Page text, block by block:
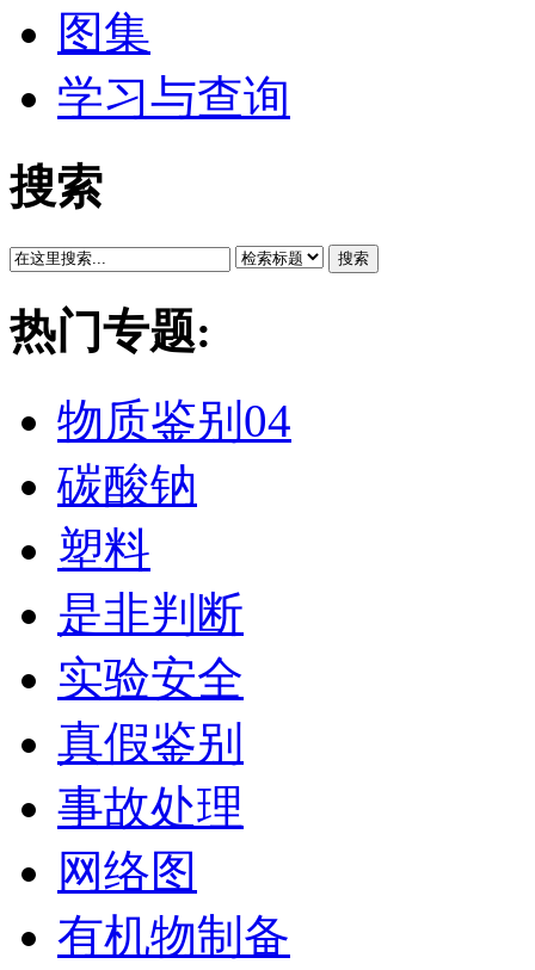
图集
学习与查询
搜索
搜索
热门专题:
物质鉴别04
碳酸钠
塑料
是非判断
实验安全
真假鉴别
事故处理
网络图
有机物制备